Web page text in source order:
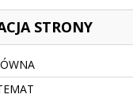
STRONY